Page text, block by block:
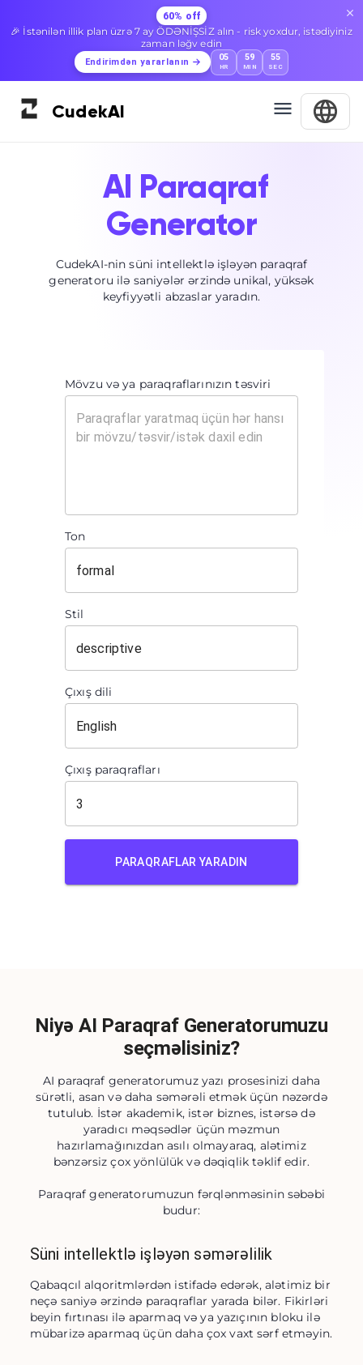
60% off
🎉 İstənilən illik plan üzrə 7 ay ÖDƏNİŞSİZ alın - risk yoxdur, istədiyiniz
zaman ləğv edin
Endirimdən yararlanın 05
HR
59
MIN
55
SEC
CudekAI
AI Paraqraf
Generator
CudekAI-nin süni intellektlə işləyən paraqraf
generatoru ilə saniyələr ərzində unikal, yüksək
keyfiyyətli abzaslar yaradın.
Mövzu və ya paraqraflarınızın təsviri
Ton
Stil
Çıxış dili
Çıxış paraqrafları
PARAQRAFLAR YARADIN
Niyə AI Paraqraf Generatorumuzu
seçməlisiniz?
AI paraqraf generatorumuz yazı prosesinizi daha
sürətli, asan və daha səmərəli etmək üçün nəzərdə
tutulub. İstər akademik, istər biznes, istərsə də
yaradıcı məqsədlər üçün məzmun
hazırlamağınızdan asılı olmayaraq, alətimiz
bənzərsiz çox yönlülük və dəqiqlik təklif edir.
Paraqraf generatorumuzun fərqlənməsinin səbəbi
budur:
Süni intellektlə işləyən səmərəlilik
Qabaqcıl alqoritmlərdən istifadə edərək, alətimiz bir
neçə saniyə ərzində paraqraflar yarada bilər. Fikirləri
beyin fırtınası ilə aparmaq və ya yazıçının bloku ilə
mübarizə aparmaq üçün daha çox vaxt sərf etməyin.